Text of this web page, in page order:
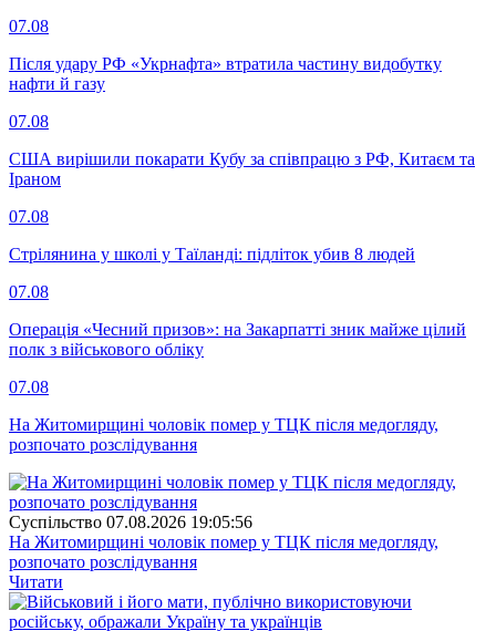
07.08
Після удару РФ «Укрнафта» втратила частину видобутку
нафти й газу
07.08
США вирішили покарати Кубу за співпрацю з РФ, Китаєм та
Іраном
07.08
Стрілянина у школі у Таїланді: підліток убив 8 людей
07.08
Операція «Чесний призов»: на Закарпатті зник майже цілий
полк з військового обліку
07.08
На Житомирщині чоловік помер у ТЦК після медогляду,
розпочато розслідування
Суспiльство 07.08.2026 19:05:56
На Житомирщині чоловік помер у ТЦК після медогляду,
розпочато розслідування
Читати